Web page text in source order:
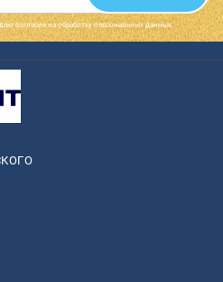
cогласие на обработку персональных данных.